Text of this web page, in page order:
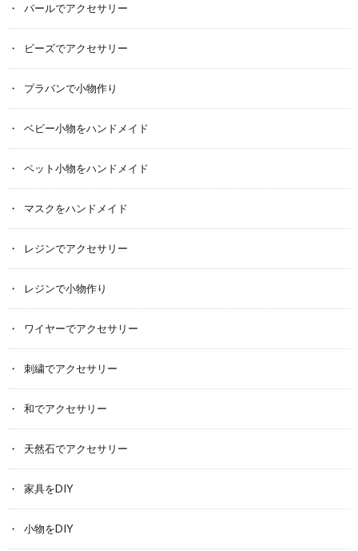
パールでアクセサリー
ビーズでアクセサリー
プラバンで小物作り
ベビー小物をハンドメイド
ペット小物をハンドメイド
マスクをハンドメイド
レジンでアクセサリー
レジンで小物作り
ワイヤーでアクセサリー
刺繍でアクセサリー
和でアクセサリー
天然石でアクセサリー
家具をDIY
小物をDIY